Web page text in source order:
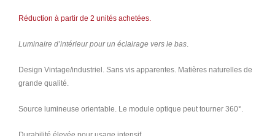
Réduction à partir de 2 unités achetées.
Luminaire d’intérieur pour un éclairage vers le bas.
Design Vintage/industriel. Sans vis apparentes. Matières naturelles de
grande qualité.
Source lumineuse orientable. Le module optique peut tourner 360°.